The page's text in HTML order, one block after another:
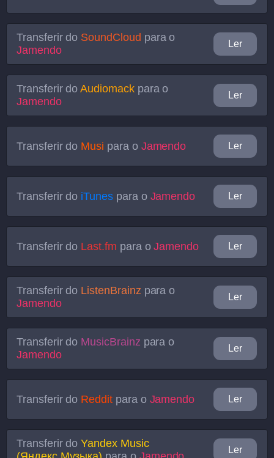
Transferir do SoundCloud para o
Jamendo
Ler
Transferir doAudiomackpara o
Jamendo
Ler
Transferir do Musi para o Jamendo Ler
Transferir do iTunespara o Jamendo Ler
Transferir do Last.fm para oJamendo Ler
Transferir do ListenBrainz para o
Jamendo
Ler
Transferir do MusicBrainz para o
Jamendo
Ler
Transferir do Redditpara o Jamendo Ler
Transferir doYandex Music
Ler